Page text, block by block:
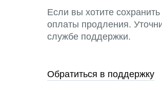
Если вы хотите
оплаты продления.
службе поддержки.
Обратиться в поддержку